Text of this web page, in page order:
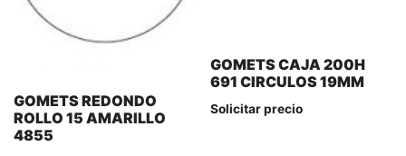
GOMETS REDONDO
ROLLO 15 AMARILLO
4855
GOMETS CAJA 200H
691 CIRCULOS 19MM
Solicitar precio